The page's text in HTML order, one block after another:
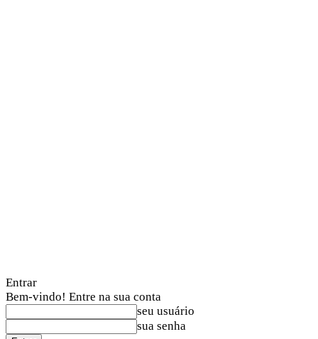
Entrar
Bem-vindo! Entre na sua conta
seu usuário
sua senha